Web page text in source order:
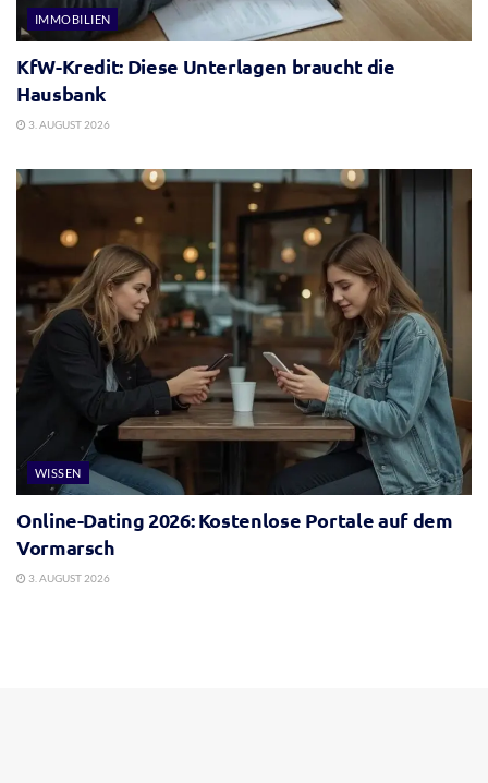
IMMOBILIEN
KfW-Kredit: Diese Unterlagen braucht die
Hausbank
3. AUGUST 2026
WISSEN
Online-Dating 2026: Kostenlose Portale auf dem
Vormarsch
3. AUGUST 2026